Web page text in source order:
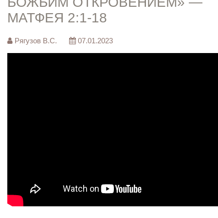
МАТФЕЯ 2:1-18
Рягузов В.С. 07.01.2023